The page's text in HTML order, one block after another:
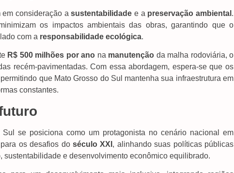
em consideração asustentabilidade e a preservação ambiental .
os impactos ambientais das obras, garantindo que o
com a responsabilidade ecológica.
R$ 500 milhões por ano na manutenção da malha rodoviária, o
recém-pavimentadas. Com essa abordagem, espera-se que os
que Mato Grosso do Sul mantenha sua infraestrutura em
constantes.
se posiciona como um protagonista no cenário nacional em
os desafios do século XXI , alinhando suas políticas públicas
sustentabilidade e desenvolvimento econômico equilibrado.